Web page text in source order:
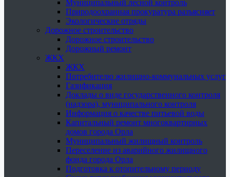
Муниципальный лесной контроль
Природоохранная прокуратура разъясняет
Экологические отряды
Дорожное строительство
Дорожное строительство
Дорожный ремонт
ЖКХ
ЖКХ
Потребителю жилищно-коммунальных услуг
Газификация
Доклады о виде государственного контроля
(надзора), муниципального контроля
Информация о качестве питьевой воды
Капитальный ремонт многоквартирных
домов города Орла
Муниципальный жилищный контроль
Переселение из аварийного жилищного
фонда города Орла
Подготовка к отопительному периоду